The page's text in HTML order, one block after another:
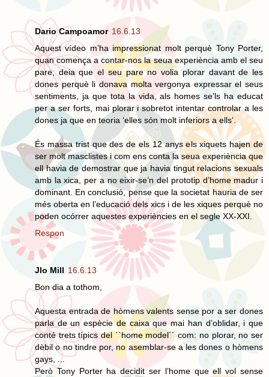
Dario Campoamor 16.6.13
Aquest vídeo m’ha impressionat molt perquè Tony Porter,
quan comença a contar-nos la seua experiència amb el seu
pare, deia que el seu pare no volia plorar davant de les
dones perquè li donava molta vergonya expressar el seus
sentiments, ja que tota la vida, als homes se’ls ha educat
per a ser forts, mai plorar i sobretot intentar controlar a les
dones ja que en teoria ‘elles són molt inferiors a ells’.
És massa trist que des de els 12 anys els xiquets hajen de
ser molt masclistes i com ens conta la seua experiència que
ell havia de demostrar que ja havia tingut relacions sexuals
amb la xica, per a no eixir-se’n del prototip d’home madur i
dominant. En conclusió, pense que la societat hauria de ser
més oberta en l’educació dels xics i de les xiques perquè no
poden ocórrer aquestes experiències en el segle XX-XXI.
Respon
Jlo Mill 16.6.13
Bon dia a tothom,
Aquesta entrada de hòmens valents sense por a ser dones
parla de un espècie de caixa que mai han d’oblidar, i que
conté trets típics del ``home model´´ com: no plorar, no ser
dèbil o no tindre por, no asemblar-se a les dones o hòmens
gays, ...
Però Tony Porter ha decidit ser l’home que ell vol sense